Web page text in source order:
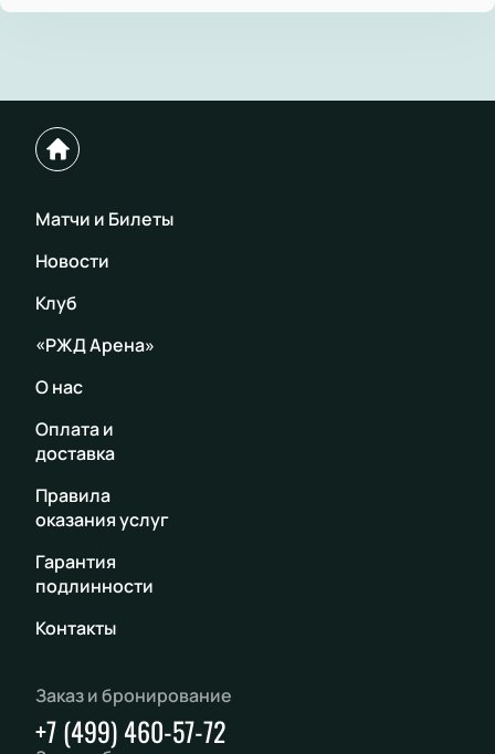
Матчи и Билеты
Новости
Клуб
«РЖД Арена»
О нас
Оплата и
доставка
Правила
оказания услуг
Гарантия
подлинности
Контакты
Заказ и бронирование
+7 (499) 460-57-72